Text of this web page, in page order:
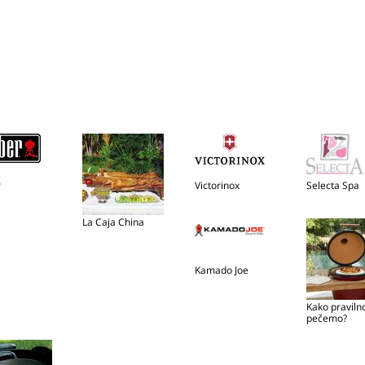
La Caja China
Victorinox Selecta Spa
Kamado Joe
Kako
pečemo?